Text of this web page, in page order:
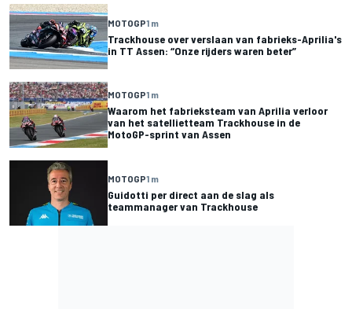
MOTOGP1 m
Trackhouse over verslaan van fabrieks-Aprilia's
in TT Assen: “Onze rijders waren beter”
MOTOGP1 m
Waarom het fabrieksteam van Aprilia verloor
van het satellietteam Trackhouse in de
MotoGP-sprint van Assen
MOTOGP1 m
Guidotti per direct aan de slag als
teammanager van Trackhouse